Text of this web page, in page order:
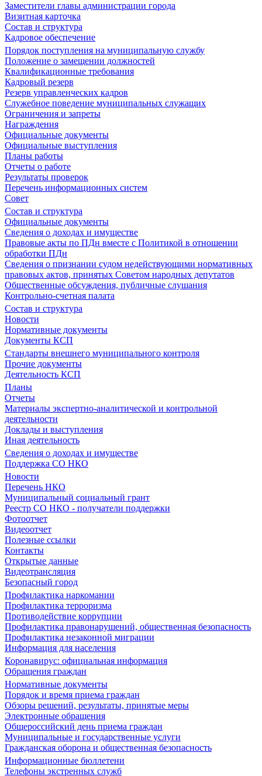
Заместители главы администрации города
Визитная карточка
Состав и структура
Кадровое обеспечение
Порядок поступления на муниципальную службу
Положение о замещении должностей
Квалификационные требования
Кадровый резерв
Резерв управленческих кадров
Служебное поведение муниципальных служащих
Ограничения и запреты
Награждения
Официальные документы
Официальные выступления
Планы работы
Отчеты о работе
Результаты проверок
Перечень информационных систем
Совет
Состав и структура
Официальные документы
Сведения о доходах и имуществе
Правовые акты по ПДн вместе с Политикой в отношении
обработки ПДн
Сведения о признании судом недействующими нормативных
правовых актов, принятых Советом народных депутатов
Общественные обсуждения, публичные слушания
Контрольно-счетная палата
Состав и структура
Новости
Нормативные документы
Документы КСП
Стандарты внешнего муниципального контроля
Прочие документы
Деятельность КСП
Планы
Отчеты
Материалы экспертно-аналитической и контрольной
деятельности
Доклады и выступления
Иная деятельность
Сведения о доходах и имуществе
Поддержка СО НКО
Новости
Перечень НКО
Муниципальный социальный грант
Реестр СО НКО - получатели поддержки
Фотоотчет
Видеоотчет
Полезные ссылки
Контакты
Открытые данные
Видеотрансляция
Безопасный город
Профилактика наркомании
Профилактика терроризма
Противодействие коррупции
Профилактика правонарушений, общественная безопасность
Профилактика незаконной миграции
Информация для населения
Коронавирус: официальная информация
Обращения граждан
Нормативные документы
Порядок и время приема граждан
Обзоры решений, результаты, принятые меры
Электронные обращения
Общероссийский день приема граждан
Муниципальные и государственные услуги
Гражданская оборона и общественная безопасность
Информационные бюллетени
Телефоны экстренных служб